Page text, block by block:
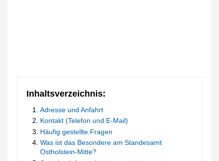
Inhaltsverzeichnis:
Adresse und Anfahrt
Kontakt (Telefon und E-Mail)
Häufig gestellte Fragen
Was ist das Besondere am Standesamt
Ostholstein-Mitte?